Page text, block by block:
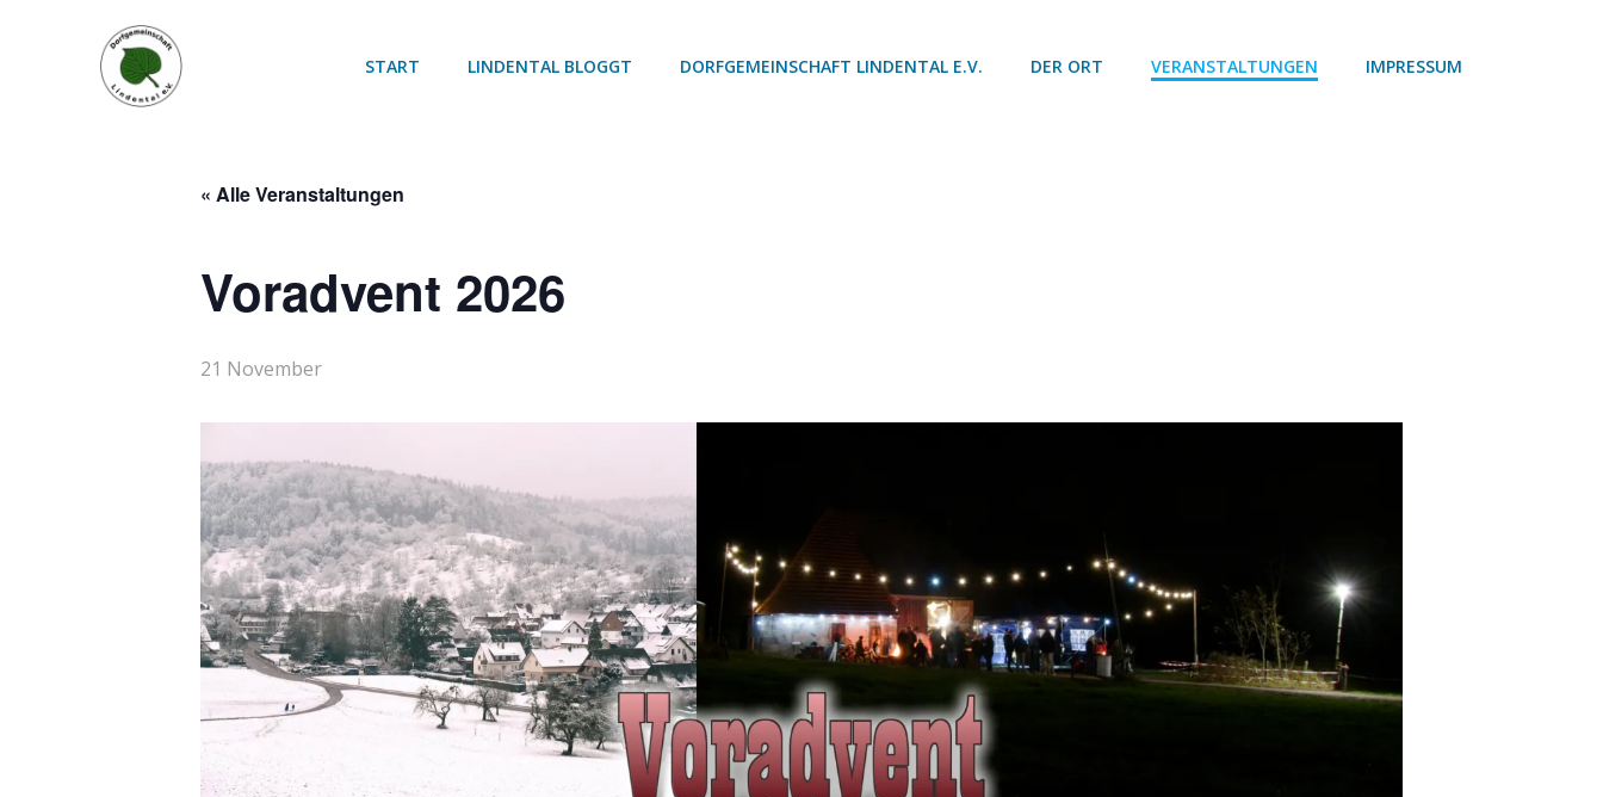
START LINDENTAL BLOGGT DORFGEMEINSCHAFT LINDENTAL E.V. DER ORT VERANSTALTUNGEN IMPRESSUM
« Alle Veranstaltungen
Voradvent 2026
21 November